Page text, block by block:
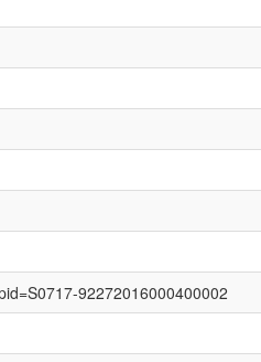
92272016000400002